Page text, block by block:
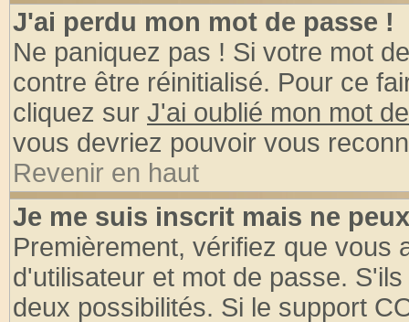
J'ai perdu mon mot de passe !
Ne paniquez pas ! Si votre mot
contre être réinitialisé. Pour ce
cliquez sur J'ai oublié mon mot
vous devriez pouvoir vous
Revenir en haut
Je me suis inscrit mais ne
Premièrement, vérifiez que vous
d'utilisateur et mot de passe.
deux possibilités. Si le support